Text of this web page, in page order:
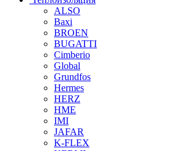
ALSO
Baxi
BROEN
BUGATTI
Cimberio
Global
Grundfos
Hermes
HERZ
HME
IMI
JAFAR
K-FLEX